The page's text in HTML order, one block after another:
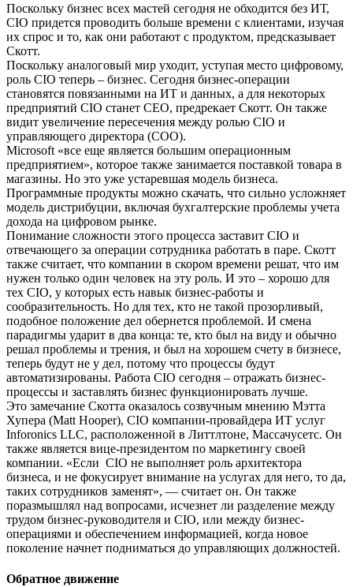
Поскольку бизнес всех мастей сегодня не обходится без ИТ,
CIO придется проводить больше времени с клиентами, изучая
их спрос и то, как они работают с продуктом, предсказывает
Скотт.
Поскольку аналоговый мир уходит, уступая место цифровому,
роль CIO теперь – бизнес. Сегодня бизнес-операции
становятся повязанными на ИТ и данных, а для некоторых
предприятий CIO станет CEO, предрекает Скотт. Он также
видит увеличение пересечения между ролью CIO и
управляющего директора (COO).
Microsoft «все еще является большим операционным
предприятием», которое также занимается поставкой товара в
магазины. Но это уже устаревшая модель бизнеса.
Программные продукты можно скачать, что сильно усложняет
модель дистрибуции, включая бухгалтерские проблемы учета
дохода на цифровом рынке.
Понимание сложности этого процесса заставит CIO и
отвечающего за операции сотрудника работать в паре. Скотт
также считает, что компании в скором времени решат, что им
нужен только один человек на эту роль. И это – хорошо для
тех CIO, у которых есть навык бизнес-работы и
сообразительность. Но для тех, кто не такой прозорливый,
подобное положение дел обернется проблемой. И смена
парадигмы ударит в два конца: те, кто был на виду и обычно
решал проблемы и трения, и был на хорошем счету в бизнесе,
теперь будут не у дел, потому что процессы будут
автоматизированы. Работа CIO сегодня – отражать бизнес-
процессы и заставлять бизнес функционировать лучше.
Это замечание Скотта оказалось созвучным мнению Мэтта
Хупера (Matt Hooper), CIO компании-провайдера ИТ услуг
Inforonics LLC, расположенной в Литтлтоне, Массачусетс. Он
также является вице-президентом по маркетингу своей
компании. «Если CIO не выполняет роль архитектора
бизнеса, и не фокусирует внимание на услугах для него, то да,
таких сотрудников заменят», — считает он. Он также
поразмышлял над вопросами, исчезнет ли разделение между
трудом бизнес-руководителя и CIO, или между бизнес-
операциями и обеспечением информацией, когда новое
поколение начнет подниматься до управляющих должностей.
Обратное движение